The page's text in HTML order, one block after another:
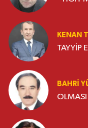
KENAN
TAYYİP
BAHRI
OLMASI